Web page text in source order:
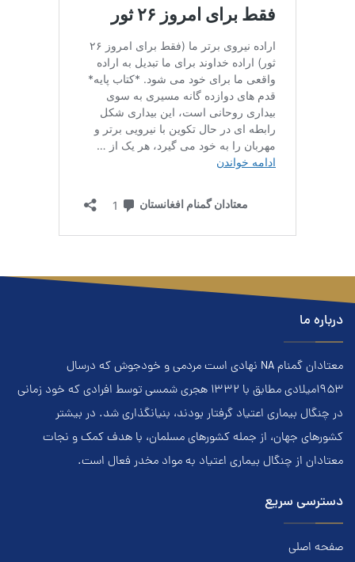
درباره ما
معتادان گمنام NA نهادي است مردمي و خودجوش که درسال
۱۹۵۳ميلادي مطابق با ۱۳۳۲ هجري‌ شمسي توسط افرادي که خود زماني
در چنگال بیماری اعتياد گرفتار بودند، بنيانگذاري شد. در بيشتر
کشور‌هاي جهان، از جمله کشور‌هاي مسلمان، با هدف کمک و نجات
معتادان از چنگال بیماری اعتياد به مواد مخدر فعال است.
دسترسی سریع
صفحه اصلی